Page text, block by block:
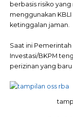
berbasis risiko yang
menggunakan KBLI
ketinggalan jaman.
Saat ini
Investasi/BKPM
perizinan yang